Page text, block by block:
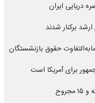
دریایی ایران
حقوق بازنشستگان
برای آمریکا است